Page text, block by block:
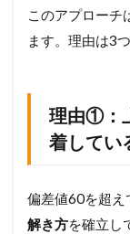
このアプローチ
ます。理由は3
理由①：
着してい
偏差値60を超え
解き方を確立し